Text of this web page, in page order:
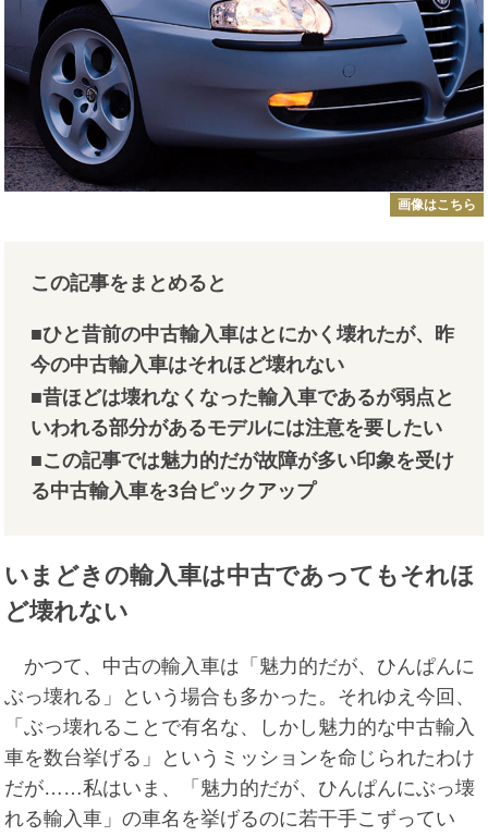
画像はこちら
この記事をまとめると
■ひと昔前の中古輸入車はとにかく壊れたが、昨
今の中古輸入車はそれほど壊れない
■昔ほどは壊れなくなった輸入車であるが弱点と
いわれる部分があるモデルには注意を要したい
■この記事では魅力的だが故障が多い印象を受け
る中古輸入車を3台ピックアップ
いまどきの輸入車は中古であってもそれほ
ど壊れない
かつて、中古の輸入車は「魅力的だが、ひんぱんに
ぶっ壊れる」という場合も多かった。それゆえ今回、
「ぶっ壊れることで有名な、しかし魅力的な中古輸入
車を数台挙げる」というミッションを命じられたわけ
だが……私はいま、「魅力的だが、ひんぱんにぶっ壊
れる輸入車」の車名を挙げるのに若干手こずってい